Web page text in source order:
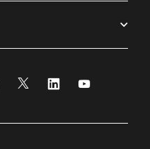
nouvelle fenêtre
Instagram
une nouvelle fenêtre
Twitter
Ouvre une nouvelle
Linkedin
Ouvre uneOuvre une